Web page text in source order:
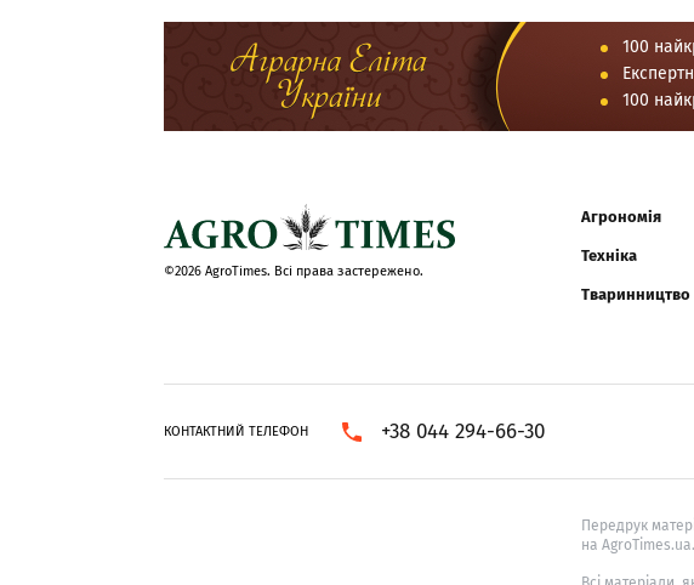
100
100
©2026 AgroTimes. Всі права застережено.
Агрономія
Техніка
Тваринництво
КОНТАКТНИЙ ТЕЛЕФОН +38 044 294-66-30
Передрук
на AgroTimes.ua.